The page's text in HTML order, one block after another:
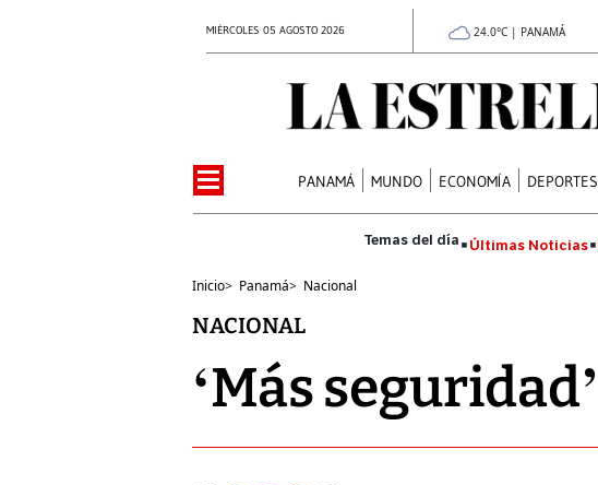
MIÉRCOLES 05 AGOSTO 2026 24.0°C | PANAMÁ
PANAMÁ MUNDO ECONOMÍA DEPORTES
Últimas Noticias
Inicio> Panamá> Nacional
NACIONAL
‘Más seguridad’